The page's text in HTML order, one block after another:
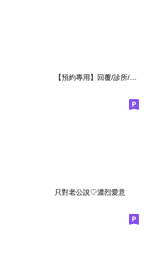
【預約專用】回覆/診所/美甲/美容美髮/美睫
只對老公說♡濃烈愛意